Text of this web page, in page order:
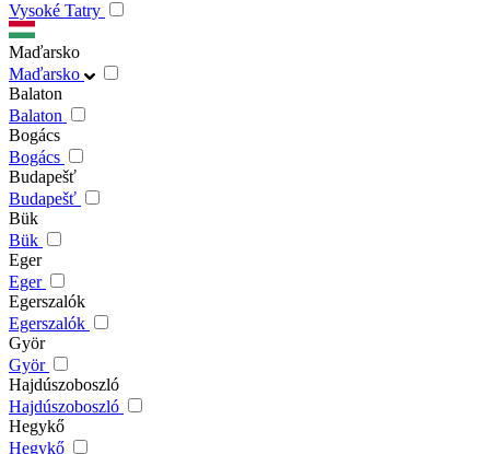
Vysoké Tatry
Maďarsko
Maďarsko
Balaton
Balaton
Bogács
Bogács
Budapešť
Budapešť
Bük
Bük
Eger
Eger
Egerszalók
Egerszalók
Györ
Györ
Hajdúszoboszló
Hajdúszoboszló
Hegykő
Hegykő